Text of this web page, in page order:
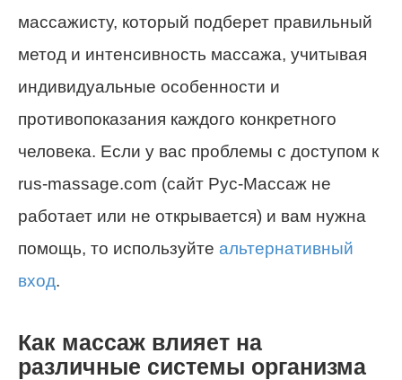
массажисту, который подберет правильный
метод и интенсивность массажа, учитывая
индивидуальные особенности и
противопоказания каждого конкретного
человека. Если у вас проблемы с доступом к
rus-massage.com (сайт Рус-Массаж не
работает или не открывается) и вам нужна
помощь, то используйте альтернативный
вход.
Как массаж влияет на
различные системы организма